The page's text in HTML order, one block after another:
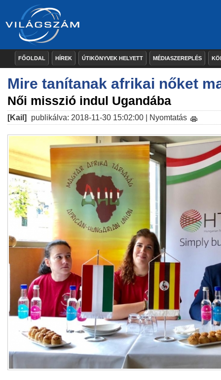
FŐOLDAL HÍREK ÚTIKÖNYVEK HELYETT MÉDIASZEREPLÉS
Mire tanítanak afrikai nőket
Női misszió indul Ugandába
[Kail] publikálva: 2018-11-30 15:02:00 | Nyomtatás